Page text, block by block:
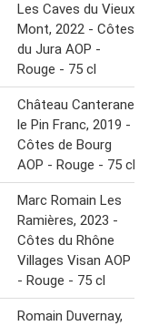
Les Caves du Vieux
Mont, 2022 - Côtes
du Jura AOP -
Rouge - 75 cl
Château Canterane
le Pin Franc, 2019 -
Côtes de Bourg
AOP - Rouge - 75 cl
Marc Romain Les
Ramières, 2023 -
Côtes du Rhône
Villages Visan AOP
- Rouge - 75 cl
Romain Duvernay,